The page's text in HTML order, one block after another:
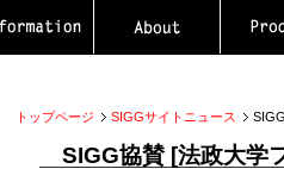
トップページ SIGGサイトニュース
SIGG協賛 [法政大学